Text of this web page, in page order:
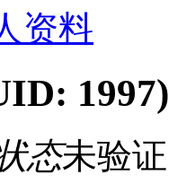
资料
1997)
态未验证